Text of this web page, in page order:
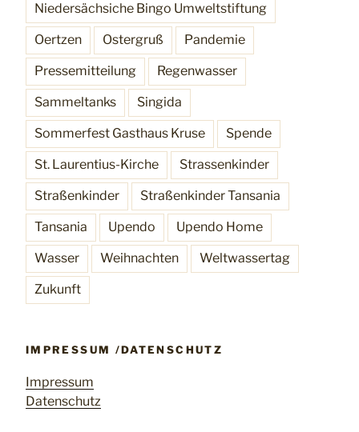
Niedersächsiche Bingo Umweltstiftung
Oertzen Ostergruß Pandemie
Pressemitteilung Regenwasser
Sammeltanks Singida
Sommerfest Gasthaus Kruse Spende
St. Laurentius-Kirche Strassenkinder
Straßenkinder Straßenkinder Tansania
Tansania Upendo Upendo Home
Wasser Weihnachten Weltwassertag
Zukunft
IMPRESSUM /DATENSCHUTZ
Impressum
Datenschutz